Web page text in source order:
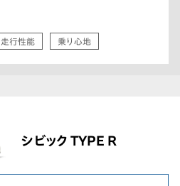
走行性能 乗り心地
シビック TYPE R